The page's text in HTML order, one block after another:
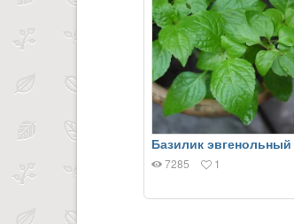
Базилик эвгенольный
7285 1